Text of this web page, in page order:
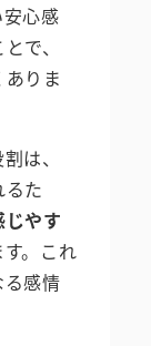
心感
で、
りま
は、
た
やす
。これ
感情